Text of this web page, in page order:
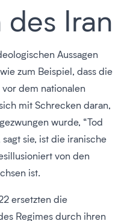
Iran
Aussagen
zum Beispiel, dass die
dem nationalen
mit Schrecken daran,
wurde, “Tod
sie, ist die iranische
von den
ist.
ersetzten die
Regimes durch ihren